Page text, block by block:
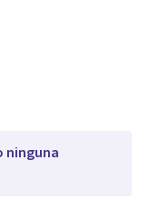
ninguna